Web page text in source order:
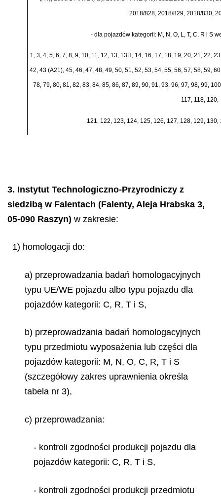
2018/828, 2018/829, 2018/830,
- dla pojazdów kategorii: M, N, O, L, T, C, R i S
1, 3, 4, 5, 6, 7, 8, 9, 10, 11, 12, 13, 13H, 14, 16, 17, 18, 19, 20, 21, 22,
42, 43 (A21), 45, 46, 47, 48, 49, 50, 51, 52, 53, 54, 55, 56, 57, 58, 59,
78, 79, 80, 81, 82, 83, 84, 85, 86, 87, 89, 90, 91, 93, 96, 97, 98, 99,
117, 118, 120,
121, 122, 123, 124, 125, 126, 127, 128, 129,
3. Instytut Technologiczno-Przyrodniczy z
siedzibą w Falentach (Falenty, Aleja Hrabska 3,
05-090 Raszyn) w zakresie:
1) homologacji do:
a) przeprowadzania badań homologacyjnych
typu UE/WE pojazdu albo typu pojazdu dla
pojazdów kategorii: C, R, T i S,
b) przeprowadzania badań homologacyjnych
typu przedmiotu wyposażenia lub części dla
pojazdów kategorii: M, N, O, C, R, T i S
(szczegółowy zakres uprawnienia określa
tabela nr 3),
c) przeprowadzania:
- kontroli zgodności produkcji pojazdu dla
pojazdów kategorii: C, R, T i S,
- kontroli zgodności produkcji przedmiotu